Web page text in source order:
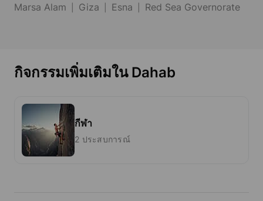
Marsa Alam
Giza Esna Red Sea Governorate
กิจกรรมเพิ่มเติมใน Dahab
กีฬา
2 ประสบการณ์